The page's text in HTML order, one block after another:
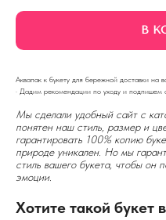
В
Аквапак к букету для бережной доставки на
· Дадим рекомендации по уходу и подпишем
Мы сделали удобный сайт с
понятен наш стиль, размер и
гарантировать 100% копию
природе уникален. Но мы
стиль вашего букета, чтобы он
эмоции.
Хотите такой букет